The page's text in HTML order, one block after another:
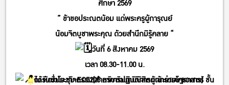
ศึกษา 2569
” ข้าขอประณตน้อม แด่พระครูผู้การุณย์
น้อมจิตบูชาพระคุณ ด้วยสำนึกมิรู้คลาย “
วันที่ 6 สิงหาคม 2569
เวลา 08.30-11.00 น.
ณ ห้องประชุม EC5205 อาคารปฏิบัติการคณะเศรษฐศาสตร์ ชั้น
ได้รับชั่วโมงกิจกรรม(สำหรับตัวแทนนิสิตผู้เข้าร่วมโครงการ)